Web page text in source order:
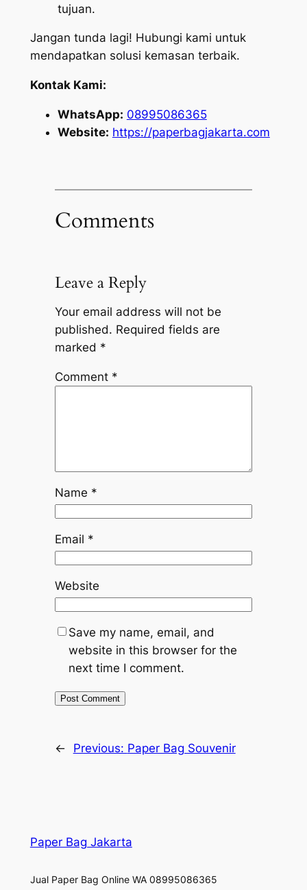
tujuan.
Jangan tunda lagi! Hubungi kami untuk
mendapatkan solusi kemasan terbaik.
Kontak Kami:
WhatsApp: 08995086365
Website: https://paperbagjakarta.com
Comments
Leave a Reply
Your email address will not be
published. Required fields are
marked *
Comment *
Name *
Email *
Website
Save my name, email, and
website in this browser for the
next time I comment.
← Previous: Paper Bag Souvenir
Paper Bag Jakarta
Jual Paper Bag Online WA 08995086365